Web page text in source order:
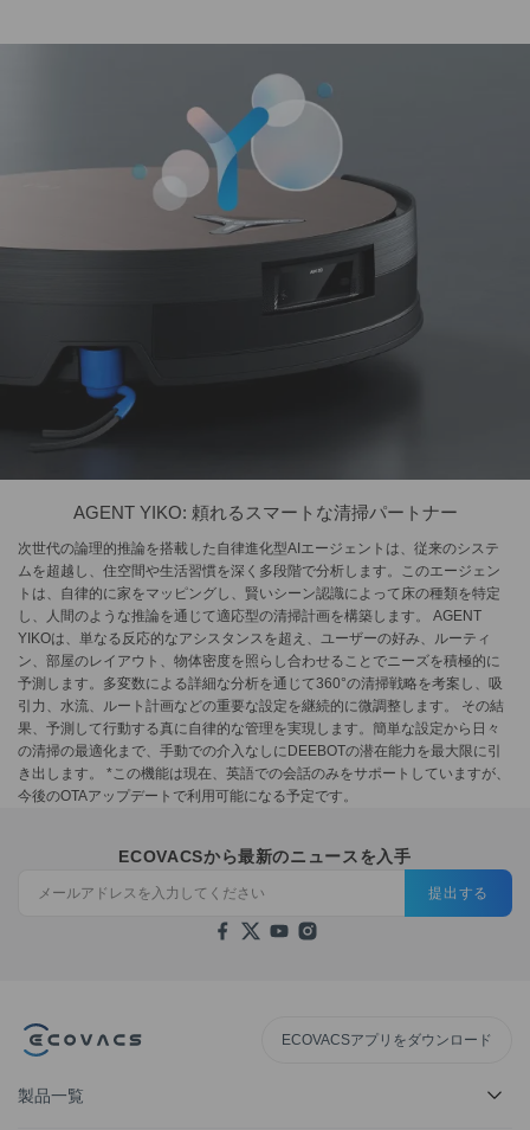
AGENT YIKO: 頼れるスマートな清掃パートナー
次世代の論理的推論を搭載した自律進化型AIエージェントは、従来のシステ
ムを超越し、住空間や生活習慣を深く多段階で分析します。このエージェン
トは、自律的に家をマッピングし、賢いシーン認識によって床の種類を特定
し、人間のような推論を通じて適応型の清掃計画を構築します。 AGENT
YIKOは、単なる反応的なアシスタンスを超え、ユーザーの好み、ルーティ
ン、部屋のレイアウト、物体密度を照らし合わせることでニーズを積極的に
予測します。多変数による詳細な分析を通じて360°の清掃戦略を考案し、吸
引力、水流、ルート計画などの重要な設定を継続的に微調整します。 その結
果、予測して行動する真に自律的な管理を実現します。簡単な設定から日々
の清掃の最適化まで、手動での介入なしにDEEBOTの潜在能力を最大限に引
き出します。 *この機能は現在、英語での会話のみをサポートしていますが、
今後のOTAアップデートで利用可能になる予定です。
ECOVACSから最新のニュースを入手
提出する
ECOVACSアプリをダウンロード
製品一覧